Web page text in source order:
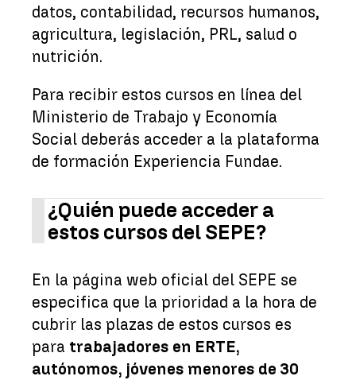
datos, contabilidad, recursos humanos,
agricultura, legislación, PRL, salud o
nutrición.
Para recibir estos cursos en línea del
Ministerio de Trabajo y Economía
Social deberás acceder a la plataforma
de formación Experiencia Fundae.
¿Quién puede acceder a
estos cursos del SEPE?
En la página web oficial del SEPE se
especifica que la prioridad a la hora de
cubrir las plazas de estos cursos es
para trabajadores en ERTE,
autónomos, jóvenes menores de 30